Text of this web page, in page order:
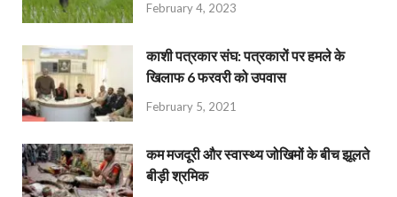
February 4, 2023
काशी पत्रकार संघ: पत्रकारों पर हमले के
खिलाफ 6 फरवरी को उपवास
February 5, 2021
कम मजदूरी और स्वास्थ्य जोखिमों के बीच झूलते
बीड़ी श्रमिक